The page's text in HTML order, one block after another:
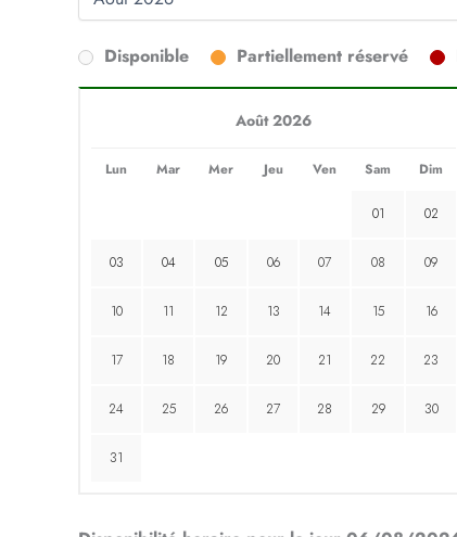
Disponible Partiellement réservé
Août 2026
Lun Mar Mer Jeu Ven Sam Dim
01 02
03 04 05 06 07 08 09
10 11 12 13 14 15 16
17 18 19 20 21 22 23
24 25 26 27 28 29 30
31